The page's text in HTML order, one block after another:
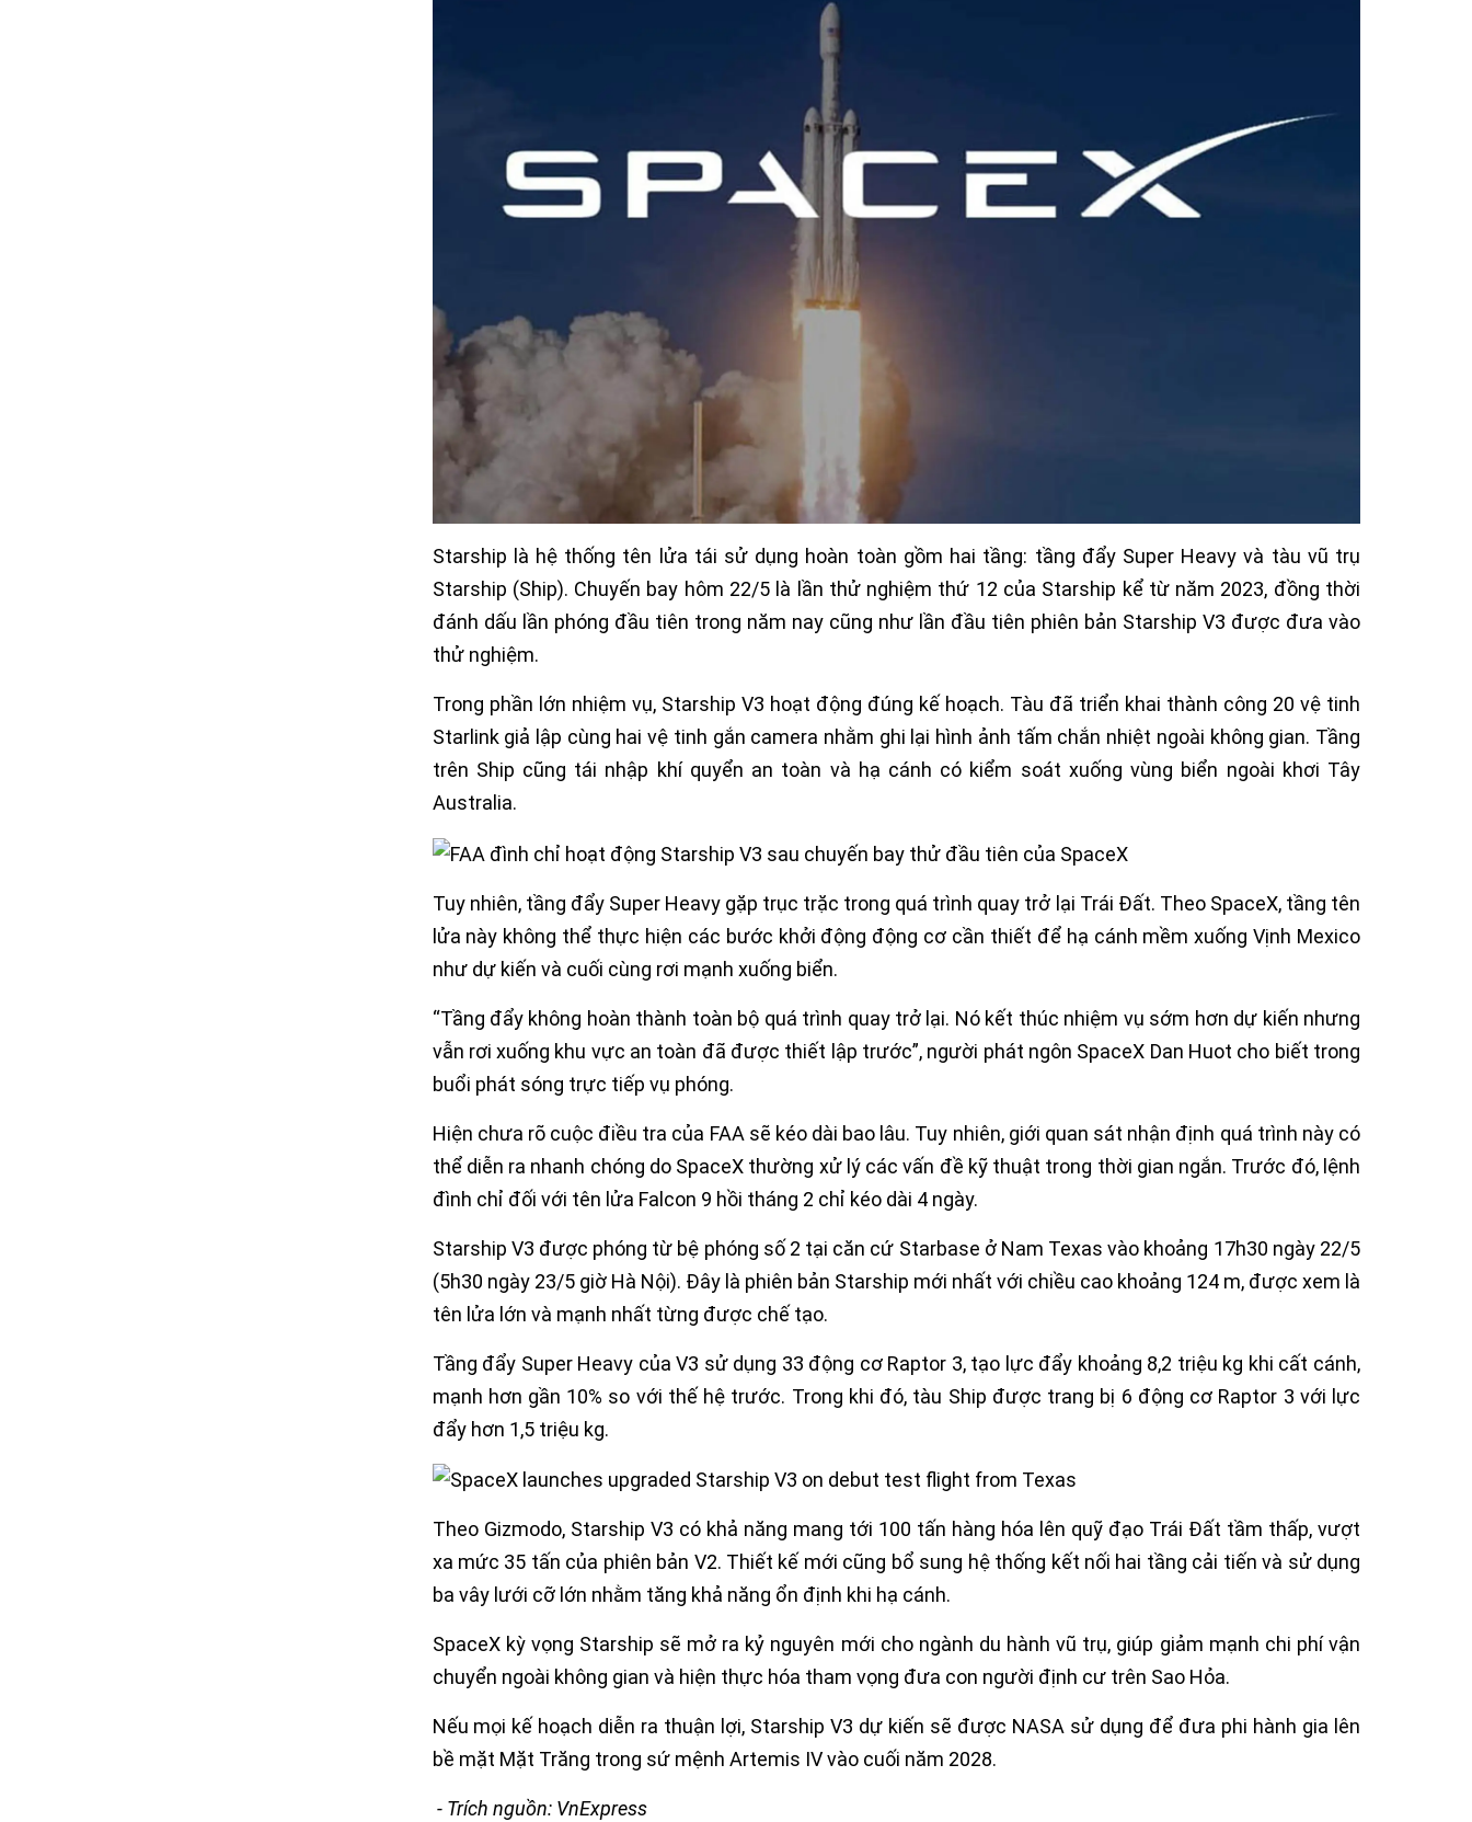
Starship là hệ thống tên lửa tái sử dụng hoàn toàn gồm hai tầng: tầng đẩy Super Heavy và tàu vũ trụ
Starship (Ship). Chuyến bay hôm 22/5 là lần thử nghiệm thứ 12 của Starship kể từ năm 2023, đồng thời
đánh dấu lần phóng đầu tiên trong năm nay cũng như lần đầu tiên phiên bản Starship V3 được đưa vào
thử nghiệm.
Trong phần lớn nhiệm vụ, Starship V3 hoạt động đúng kế hoạch. Tàu đã triển khai thành công 20 vệ tinh
Starlink giả lập cùng hai vệ tinh gắn camera nhằm ghi lại hình ảnh tấm chắn nhiệt ngoài không gian. Tầng
trên Ship cũng tái nhập khí quyển an toàn và hạ cánh có kiểm soát xuống vùng biển ngoài khơi Tây
Australia.
Tuy nhiên, tầng đẩy Super Heavy gặp trục trặc trong quá trình quay trở lại Trái Đất. Theo SpaceX, tầng tên
lửa này không thể thực hiện các bước khởi động động cơ cần thiết để hạ cánh mềm xuống Vịnh Mexico
như dự kiến và cuối cùng rơi mạnh xuống biển.
“Tầng đẩy không hoàn thành toàn bộ quá trình quay trở lại. Nó kết thúc nhiệm vụ sớm hơn dự kiến nhưng
vẫn rơi xuống khu vực an toàn đã được thiết lập trước”, người phát ngôn SpaceX Dan Huot cho biết trong
buổi phát sóng trực tiếp vụ phóng.
Hiện chưa rõ cuộc điều tra của FAA sẽ kéo dài bao lâu. Tuy nhiên, giới quan sát nhận định quá trình này có
thể diễn ra nhanh chóng do SpaceX thường xử lý các vấn đề kỹ thuật trong thời gian ngắn. Trước đó, lệnh
đình chỉ đối với tên lửa Falcon 9 hồi tháng 2 chỉ kéo dài 4 ngày.
Starship V3 được phóng từ bệ phóng số 2 tại căn cứ Starbase ở Nam Texas vào khoảng 17h30 ngày 22/5
(5h30 ngày 23/5 giờ Hà Nội). Đây là phiên bản Starship mới nhất với chiều cao khoảng 124 m, được xem là
tên lửa lớn và mạnh nhất từng được chế tạo.
Tầng đẩy Super Heavy của V3 sử dụng 33 động cơ Raptor 3, tạo lực đẩy khoảng 8,2 triệu kg khi cất cánh,
mạnh hơn gần 10% so với thế hệ trước. Trong khi đó, tàu Ship được trang bị 6 động cơ Raptor 3 với lực
đẩy hơn 1,5 triệu kg.
Theo Gizmodo, Starship V3 có khả năng mang tới 100 tấn hàng hóa lên quỹ đạo Trái Đất tầm thấp, vượt
xa mức 35 tấn của phiên bản V2. Thiết kế mới cũng bổ sung hệ thống kết nối hai tầng cải tiến và sử dụng
ba vây lưới cỡ lớn nhằm tăng khả năng ổn định khi hạ cánh.
SpaceX kỳ vọng Starship sẽ mở ra kỷ nguyên mới cho ngành du hành vũ trụ, giúp giảm mạnh chi phí vận
chuyển ngoài không gian và hiện thực hóa tham vọng đưa con người định cư trên Sao Hỏa.
Nếu mọi kế hoạch diễn ra thuận lợi, Starship V3 dự kiến sẽ được NASA sử dụng để đưa phi hành gia lên
bề mặt Mặt Trăng trong sứ mệnh Artemis IV vào cuối năm 2028.
- Trích nguồn: VnExpress